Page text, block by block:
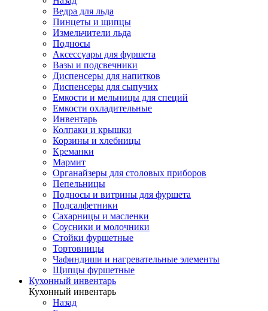
Ведра для льда
Пинцеты и щипцы
Измельчители льда
Подносы
Аксессуары для фуршета
Вазы и подсвечники
Диспенсеры для напитков
Диспенсеры для сыпучих
Емкости и мельницы для специй
Емкости охладительные
Инвентарь
Колпаки и крышки
Корзины и хлебницы
Креманки
Мармит
Органайзеры для столовых приборов
Пепельницы
Подносы и витрины для фуршета
Подсалфетники
Сахарницы и масленки
Соусники и молочники
Стойки фуршетные
Тортовницы
Чафиндиши и нагревательные элементы
Щипцы фуршетные
Кухонный инвентарь
Кухонный инвентарь
Назад